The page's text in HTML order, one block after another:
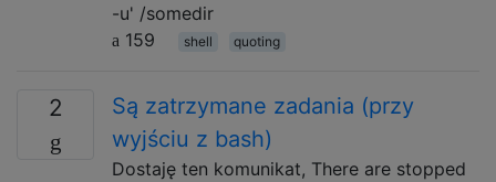
-u' /somedir
159
shell quoting
2
Są zatrzymane zadania (przy
wyjściu z bash)
Dostaję ten komunikat, There are stopped